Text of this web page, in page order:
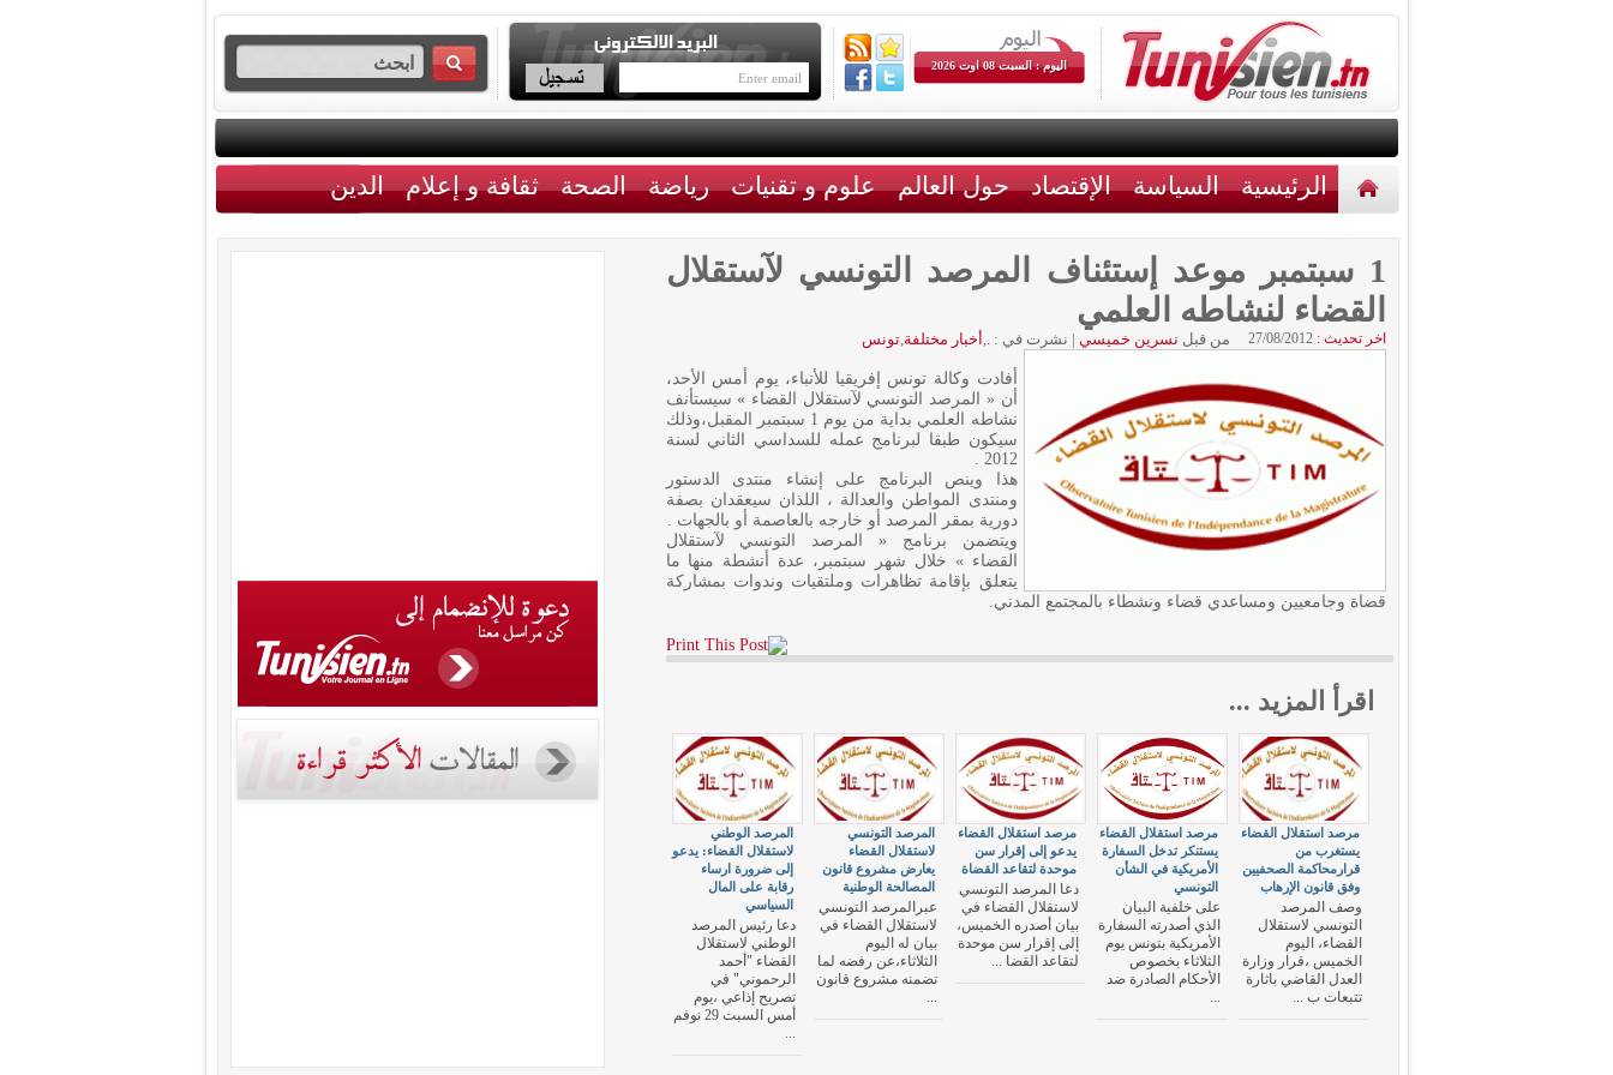
اليوم : السبت 08 اوت 2026
الرئيسية السياسة الإقتصاد حول العالم علوم و تقنيات رياضة الصحة ثقافة و إعلام الدين
1 سبتمبر موعد إستئناف المرصد التونسي لآستقلال
القضاء لنشاطه العلمي
اخر تحديث : 27/08/2012 من قبل نسرين خميسي | نشرت في :.
, أخبار مختلفة,تونس
أفادت وكالة تونس إفريقيا للأنباء، يوم أمس الأحد،
أن « المرصد التونسي لآستقلال القضاء » سيستأنف
نشاطه العلمي بداية من يوم 1 سبتمبر المقبل،وذلك
سيكون طبقا لبرنامج عمله للسداسي الثاني لسنة
2012 .
هذا وينص البرنامج على إنشاء منتدى الدستور
ومنتدى المواطن والعدالة ، اللذان سيعقدان بصفة
دورية بمقر المرصد أو خارجه بالعاصمة أو بالجهات .
ويتضمن برنامج « المرصد التونسي لآستقلال
القضاء » خلال شهر سبتمبر، عدة أنشطة منها ما
يتعلق بإقامة تظاهرات وملتقيات وندوات بمشاركة
قضاة وجامعيين ومساعدي قضاء ونشطاء بالمجتمع المدني.
اقرأ المزيد ...
المرصد الوطني
لاستقلال القضاء: يدعو
إلى ضرورة ارساء
رقابة على المال
السياسي
دعا رئيس المرصد
الوطني لاستقلال
القضاء "أحمد
الرحموني" في
تصريح إذاعي ،يوم
أمس السبت 29 نوفم
...
المرصد التونسي
لاستقلال القضاء
يعارض مشروع قانون
المصالحة الوطنية
عبرالمرصد التونسي
لاستقلال القضاء في
بيان له اليوم
الثلاثاء،عن رفضه لما
تضمنه مشروع قانون
...
مرصد استقلال القضاء
يدعو إلى إقرار سن
موحدة لتقاعد القضاة
دعا المرصد التونسي
لاستقلال القضاء في
بيان أصدره الخميس،
إلى إقرار سن موحدة
لتقاعد القضا ...
مرصد استقلال القضاء
يستنكر تدخل السفارة
الأمريكية في الشأن
التونسي
على خلفية البيان
الذي أصدرته السفارة
الأمريكية بتونس يوم
الثلاثاء بخصوص
الأحكام الصادرة ضد
...
مرصد استقلال القضاء
يستغرب من
قرارمحاكمة الصحفيين
وفق قانون الإرهاب
وصف المرصد
التونسي لاستقلال
القضاء، اليوم
الخميس ،قرار وزارة
العدل القاضي باثارة
تتبعات ب ...